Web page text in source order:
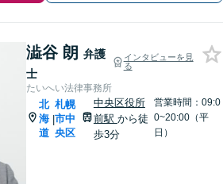
澁谷 朗 弁護
士
インタビューを見
る
たいへい法律事務所
北
海
道
|
札幌
市中
央区
中央区役所
前駅 から徒
歩3分
営業時間：09:0
0~20:00（平
日）